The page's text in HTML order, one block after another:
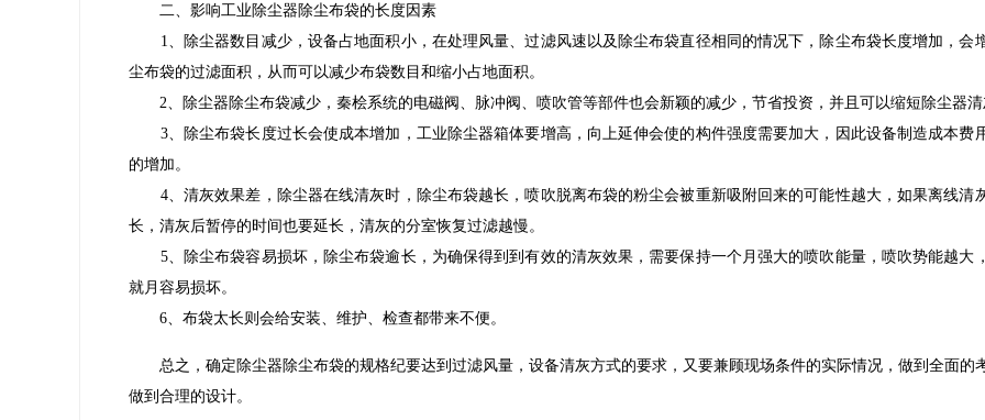
二、影响工业除尘器除尘布袋的长度因素
1、除尘器数目减少，设备占地面积小，在处理风量、过滤风速以及除尘布袋直径相同的情况下，除尘布袋长度增加，会
尘布袋的过滤面积，从而可以减少布袋数目和缩小占地面积。
2、除尘器除尘布袋减少，秦桧系统的电磁阀、脉冲阀、喷吹管等部件也会新颖的减少，节省投资，并且可以缩短除尘器清
3、除尘布袋长度过长会使成本增加，工业除尘器箱体要增高，向上延伸会使的构件强度需要加大，因此设备制造成本费
的增加。
4、清灰效果差，除尘器在线清灰时，除尘布袋越长，喷吹脱离布袋的粉尘会被重新吸附回来的可能性越大，如果离线清
长，清灰后暂停的时间也要延长，清灰的分室恢复过滤越慢。
5、除尘布袋容易损坏，除尘布袋逾长，为确保得到到有效的清灰效果，需要保持一个月强大的喷吹能量，喷吹势能越大
就月容易损坏。
6、布袋太长则会给安装、维护、检查都带来不便。
总之，确定除尘器除尘布袋的规格纪要达到过滤风量，设备清灰方式的要求，又要兼顾现场条件的实际情况，做到全面的
做到合理的设计。